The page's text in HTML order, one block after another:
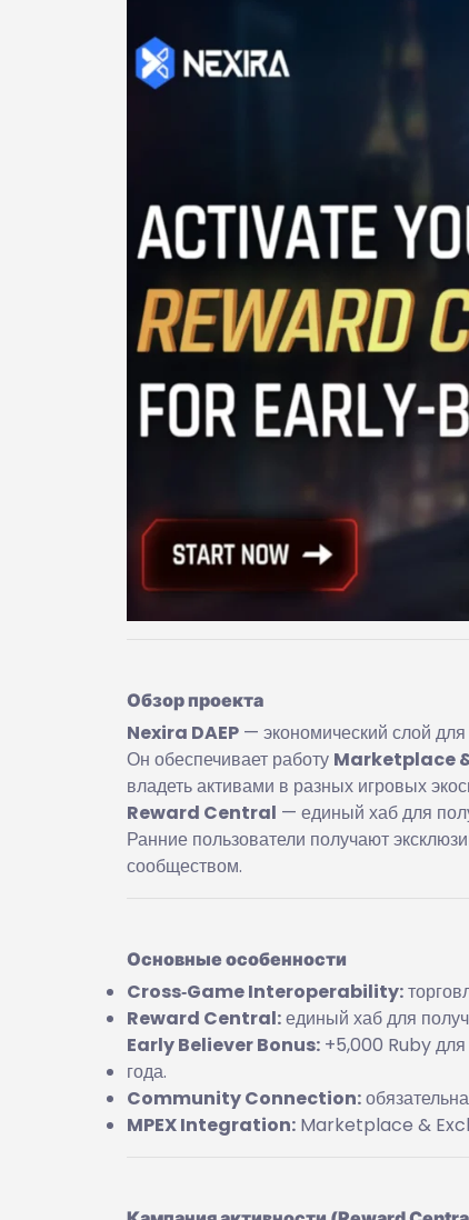
Обзор проекта
Nexira DAEP — экономический слой для
Он обеспечивает работу Marketplace
владеть активами в разных игровых
Reward Central — единый хаб для
Ранние пользователи получают
сообществом.
Основные особенности
Cross‑Game Interoperability:
Reward Central:единый хаб для
Early Believer Bonus: +5,000 Ruby
года.
Community Connection:
MPEX Integration: Marketplace &